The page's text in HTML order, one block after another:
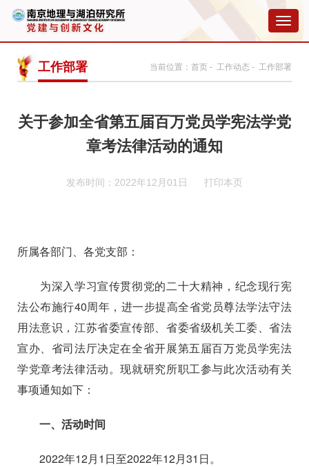
切
换
航
工作部署 当前位置： 首页 - 工作动态 - 工作部署
关于参加全省第五届百万党员学宪法学党
章考法律活动的通知
发布时间：2022年12月01日 打印本页
所属各部门、各党支部：
为深入学习宣传贯彻党的二十大精神，纪念现行宪
法公布施行40周年，进一步提高全省党员尊法学法守法
用法意识，江苏省委宣传部、省委省级机关工委、省法
宣办、省司法厅决定在全省开展第五届百万党员学宪法
学党章考法律活动。现就研究所职工参与此次活动有关
事项通知如下：
一、活动时间
2022年12月1 日至2022年12月31 日。